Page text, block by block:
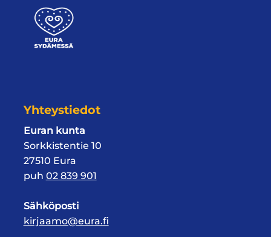
Yhteystiedot
Euran kunta
Sorkkistentie 10
27510 Eura
puh 02 839 901
Sähköposti
kirjaamo@eura.fi